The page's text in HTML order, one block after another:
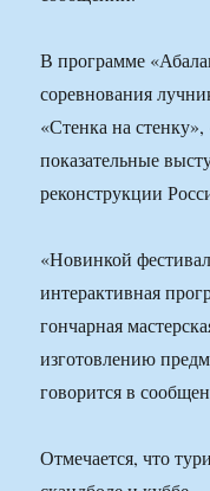
В программе
соревнования
«Стенка на
показательные
реконструкции
«Новинкой
интерактивная
гончарная
изготовлению
говорится в
Отмечается, что